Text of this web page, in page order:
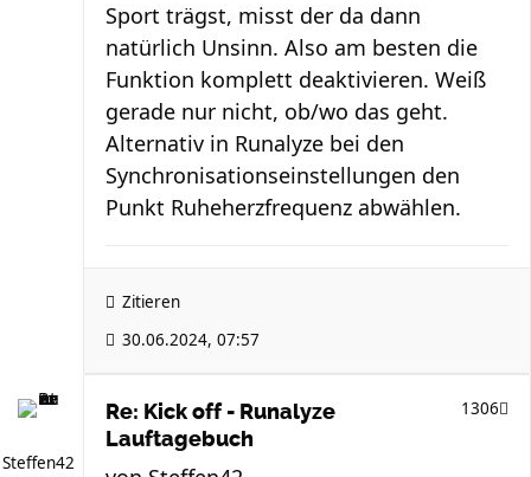
Sport trägst, misst der da dann
natürlich Unsinn. Also am besten die
Funktion komplett deaktivieren. Weiß
gerade nur nicht, ob/wo das geht.
Alternativ in Runalyze bei den
Synchronisationseinstellungen den
Punkt Ruheherzfrequenz abwählen.
Zitieren
30.06.2024, 07:57
Steffen42
Re: Kick off - Runalyze
Lauftagebuch
1306